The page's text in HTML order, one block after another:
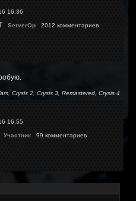
16:36
ServerOp 2012 комментариев
Crysis 2, Crysis 3, Remastered, Crysis 4
16:55
Участник 99 комментариев